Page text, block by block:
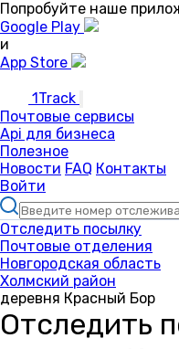
Попробуйте наше
Google Play
и
App Store
1Track
Почтовые сервисы
Api для бизнеса
Полезное
Новости FAQ Контакты
Войти
Отследить посылку
Почтовые отделения
Новгородская область
Холмский район
деревня Красный Бор
Отследить